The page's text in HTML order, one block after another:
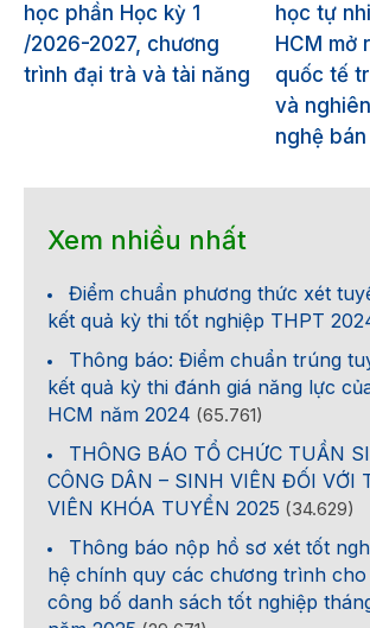
học phần Học kỳ 1
/2026-2027, chương
trình đại trà và tài năng
học tự
HCM mở
quốc tế
và
nghệ
Xem nhiều nhất
Điểm chuẩn phương thức xét
kết quả kỳ thi tốt nghiệp THPT
Thông báo: Điểm chuẩn trúng
kết quả kỳ thi đánh giá năng lực
HCM năm 2024 (65.761)
THÔNG BÁO TỔ CHỨC TUẦN
CÔNG DÂN – SINH VIÊN ĐỐI VỚI
VIÊN KHÓA TUYỂN 2025 (34.629)
Thông báo nộp hồ sơ xét tốt
hệ chính quy các chương trình
công bố danh sách tốt nghiệp